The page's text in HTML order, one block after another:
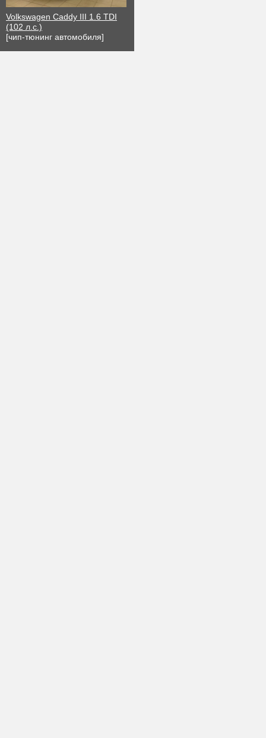
Volkswagen Caddy III 1.6 TDI
(102 л.с.)
[чип-тюнинг автомобиля]